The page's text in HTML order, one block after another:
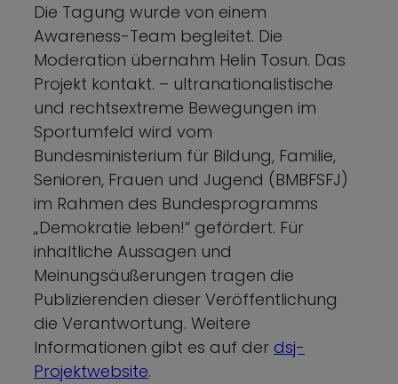
Die Tagung wurde von einem
Awareness-Team begleitet. Die
Moderation übernahm Helin Tosun. Das
Projekt kontakt. – ultranationalistische
und rechtsextreme Bewegungen im
Sportumfeld wird vom
Bundesministerium für Bildung, Familie,
Senioren, Frauen und Jugend (BMBFSFJ)
im Rahmen des Bundesprogramms
„Demokratie leben!“ gefördert. Für
inhaltliche Aussagen und
Meinungsäußerungen tragen die
Publizierenden dieser Veröffentlichung
die Verantwortung. Weitere
Informationen gibt es auf der dsj-
Projektwebsite.